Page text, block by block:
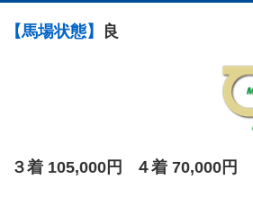
【馬場状態】 良
３着 105,000円 ４着 70,000円